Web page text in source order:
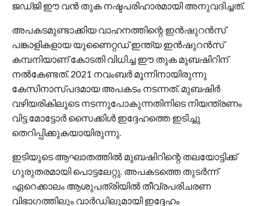
ജഡ്ജി ഈ വന്‍ തുക നഷ്ടപരിഹാരമായി അനുവദിച്ചത്.
അപകടമുണ്ടാക്കിയ വാഹനത്തിന്റെ ഇന്‍ഷുറന്‍സ്
പങ്കാളികളായ യുണൈറ്റഡ് ഇന്ത്യ ഇന്‍ഷുറന്‍സ്
കമ്പനിയാണ് കോടതി വിധിച്ച ഈ തുക മുബഷിറിന്
നല്‍കേണ്ടത്. 2021 നവംബര്‍ മൂന്നിനായിരുന്നു
കേസിനാസ്പദമായ അപകടം നടന്നത്. മുബഷിര്‍
വഴിയരികിലൂടെ നടന്നുപോകുന്നതിനിടെ നിയന്ത്രണം
വിട്ട മോട്ടോര്‍ സൈക്കിള്‍ ഇദ്ദേഹത്തെ ഇടിച്ചു
തെറിപ്പിക്കുകയായിരുന്നു.
ഇടിയുടെ ആഘാതത്തില്‍ മുബഷിറിന്റെ തലയോട്ടിക്ക്
ഗുരുതരമായി പൊട്ടലേറ്റു. അപകടത്തെ തുടര്‍ന്ന്
ഏറെക്കാലം ആശുപത്രിയില്‍ തീവ്രപരിചരണ
വിഭാഗത്തിലും വാര്‍ഡിലുമായി ഇദ്ദേഹം